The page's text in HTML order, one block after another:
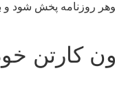
روزنامه پخش شود و
کارتن